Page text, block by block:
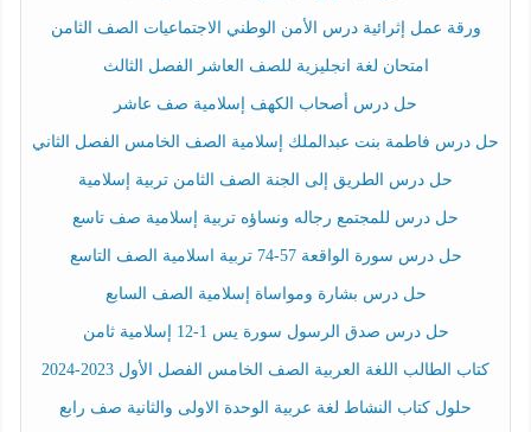
ورقة عمل إثرائية درس الأمن الوطني الاجتماعيات الصف الثامن
امتحان لغة انجليزية للصف العاشر الفصل الثالث
حل درس أصحاب الكهف إسلامية صف عاشر
حل درس فاطمة بنت عبدالملك إسلامية الصف الخامس الفصل الثاني
حل درس الطريق إلى الجنة الصف الثامن تربية إسلامية
حل درس للمجتمع رجاله ونساؤه تربية إسلامية صف تاسع
حل درس سورة الواقعة 57-74 تربية اسلامية الصف التاسع
حل درس بشارة ومواساة إسلامية الصف السابع
حل درس صدق الرسول سورة يس 1-12 إسلامية ثامن
كتاب الطالب اللغة العربية الصف الخامس الفصل الأول 2023-2024
حلول كتاب النشاط لغة عربية الوحدة الاولى والثانية صف رابع